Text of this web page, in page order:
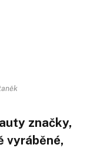
značky,
vyráběné,